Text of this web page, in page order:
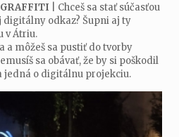
| Chceš sa stať súčasťou
digitálny odkaz? Šupni aj ty
v Átriu.
a môžeš sa pustiť do tvorby
sa obávať, že by si poškodil
jedná o digitálnu projekciu.